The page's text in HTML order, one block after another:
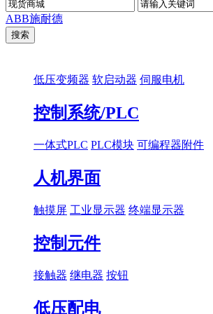
ABB施耐德
低压变频器 软启动器 伺服电机
控制系统/PLC
一体式PLC PLC模块 可编程器附件
人机界面
触摸屏 工业显示器 终端显示器
控制元件
接触器 继电器 按钮
低压配电